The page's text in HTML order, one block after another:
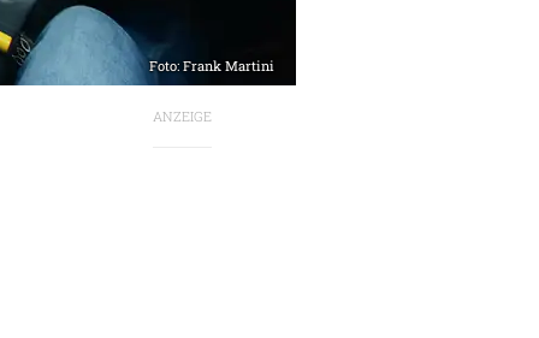
Foto: Frank Martini
ANZEIGE